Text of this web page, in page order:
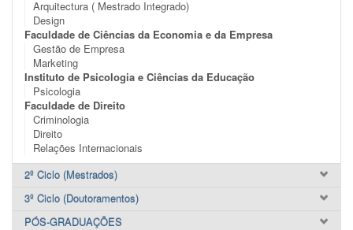
Arquitectura ( Mestrado Integrado)
Design
Faculdade de Ciências da Economia e da Empresa
Gestão de Empresa
Marketing
Instituto de Psicologia e Ciências da Educação
Psicologia
Faculdade de Direito
Criminologia
Direito
Relações Internacionais
2º Ciclo (Mestrados)
3º Ciclo (Doutoramentos)
PÓS-GRADUAÇÕES